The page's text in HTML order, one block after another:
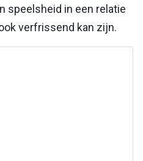
speelsheid in een relatie
verfrissend kan zijn.